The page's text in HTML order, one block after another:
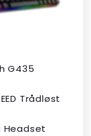
G435
Trådløst
Headset
kr. 599,00.
kr. 399,00.